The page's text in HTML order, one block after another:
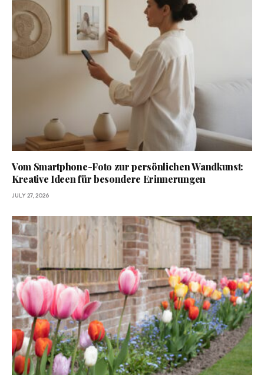
Vom Smartphone-Foto zur persönlichen Wandkunst:
Kreative Ideen für besondere Erinnerungen
JULY 27, 2026